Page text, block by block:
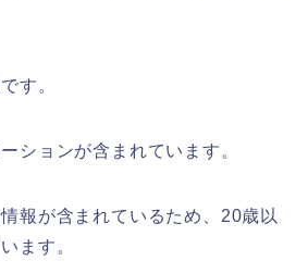
す。
ションが含まれてい ます。
報が含まれているため、20歳以
ます。